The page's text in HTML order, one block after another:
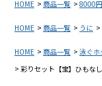
HOME 商品一覧 8000
HOME 商品一覧 うに
HOME 商品一覧 泳ぐホ
彩りセット【宝】ひもなし